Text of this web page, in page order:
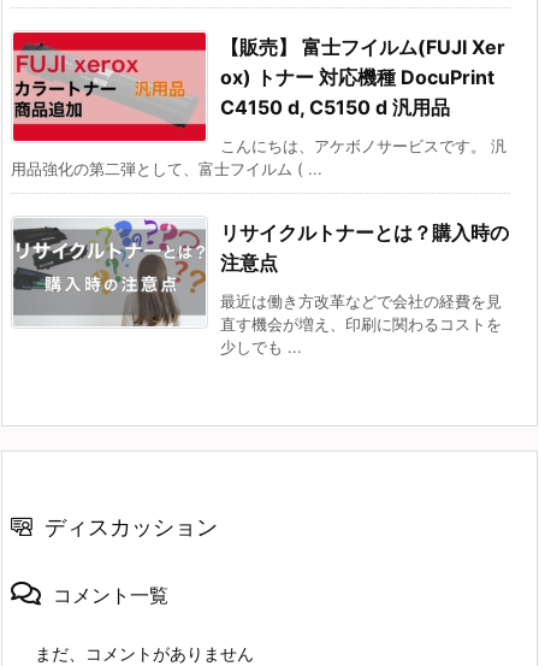
【販売】 富士フイルム(FUJI Xer
ox) トナー 対応機種 DocuPrint
C4150 d, C5150 d 汎用品
こんにちは、アケボノサービスです。 汎
用品強化の第二弾として、富士フイルム ( ...
リサイクルトナーとは？購入時の
注意点
最近は働き方改革などで会社の経費を見
直す機会が増え、印刷に関わるコストを
少しでも ...
ディスカッション
コメント一覧
まだ、コメントがありません